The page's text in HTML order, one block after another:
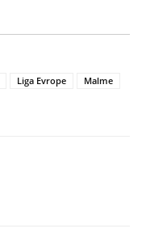
Liga Evrope
Malme